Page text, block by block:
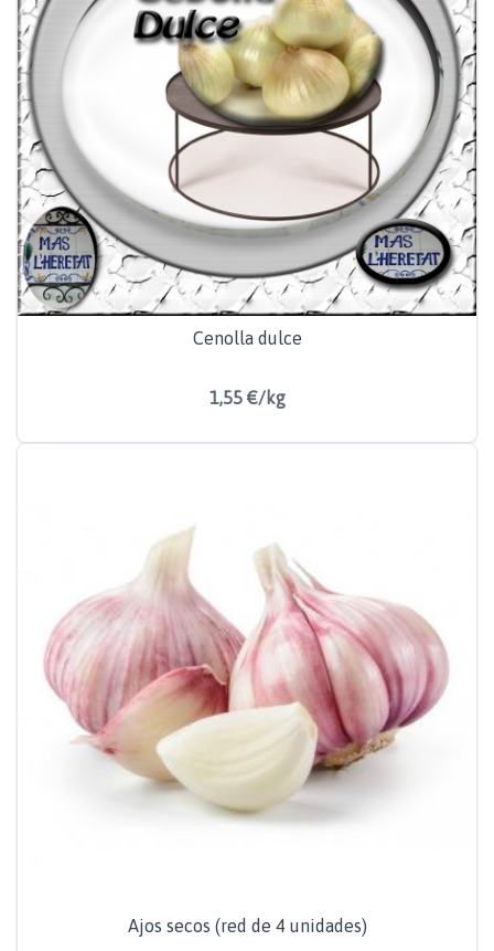
Cenolla dulce
1,55 €/kg
Ajos secos (red de 4 unidades)